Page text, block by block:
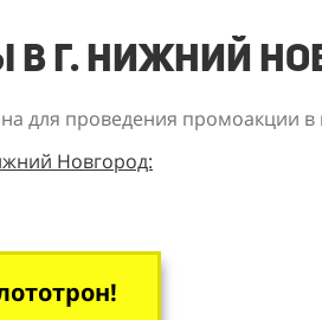
в г. Нижний
для проведения промоакции
Новгород: